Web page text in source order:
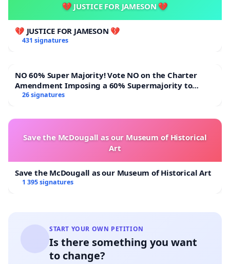
💔 JUSTICE FOR JAMESON 💔
💔 JUSTICE FOR JAMESON 💔
431 signatures
NO 60% Super Majority! Vote NO on the Charter
Amendment Imposing a 60% Supermajority to
Overturn Town Meeting Budget Vote
26 signatures
Save the McDougall as our Museum of Historical
Art
Save the McDougall as our Museum of Historical Art
1 395 signatures
START YOUR OWN PETITION
Is there something you want
to change?